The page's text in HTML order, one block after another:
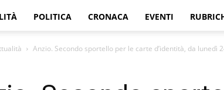
POLITICA CRONACA EVENTI
Anzio. Secondo sportello per le carte d’identità, da lunedì